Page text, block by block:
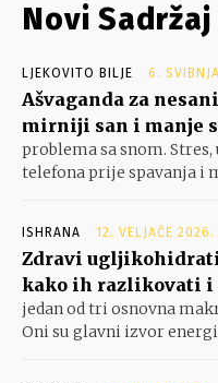
Novi Sadržaj
LJEKOVITO BILJE 6.
Ašvaganda za
mirniji san i manje
problema sa snom.
telefona prije spavanja i
ISHRANA 12. VELJAČE 2026.
Zdravi
kako ih razlikovati i
jedan od tri osnovna
Oni su glavni izvor